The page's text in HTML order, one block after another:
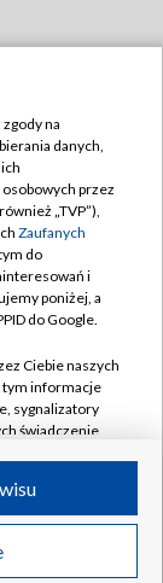
na
danych,
przez
„TVP”),
Zaufanych
do
i
poniżej, a
do Google.
Ciebie naszych
tym informacje
sygnalizatory
świadczenie
Ciebie
identyfikatory